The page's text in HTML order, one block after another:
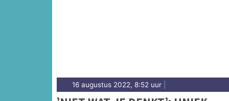
16 augustus 2022, 8:52 uur